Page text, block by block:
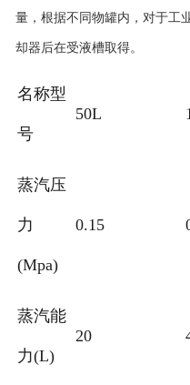
量，根据不同物罐内，对于工
却器后在受液槽取得。
名称型
号
50L
蒸汽压
力
(Mpa)
0.15
蒸汽能
力(L)
20